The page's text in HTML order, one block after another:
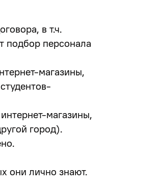
в т.ч.
подбор персонала
магазины,
магазины,
город).
они лично знают.